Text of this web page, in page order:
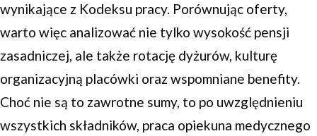
wynikające z Kodeksu pracy. Porównując oferty,
warto więc analizować nie tylko wysokość pensji
zasadniczej, ale także rotację dyżurów, kulturę
organizacyjną placówki oraz wspomniane benefity.
Choć nie są to zawrotne sumy, to po uwzględnieniu
wszystkich składników, praca opiekuna medycznego